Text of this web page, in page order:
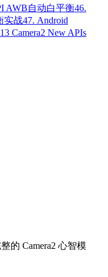
AWB自动白平衡46.
实战47. Android
Camera2 New APIs
的 Camera2 心智模